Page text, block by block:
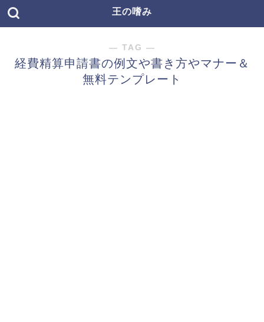
王の嗜み
― TAG ―
経費精算申請書の例文や書き方やマナー＆
無料テンプレート